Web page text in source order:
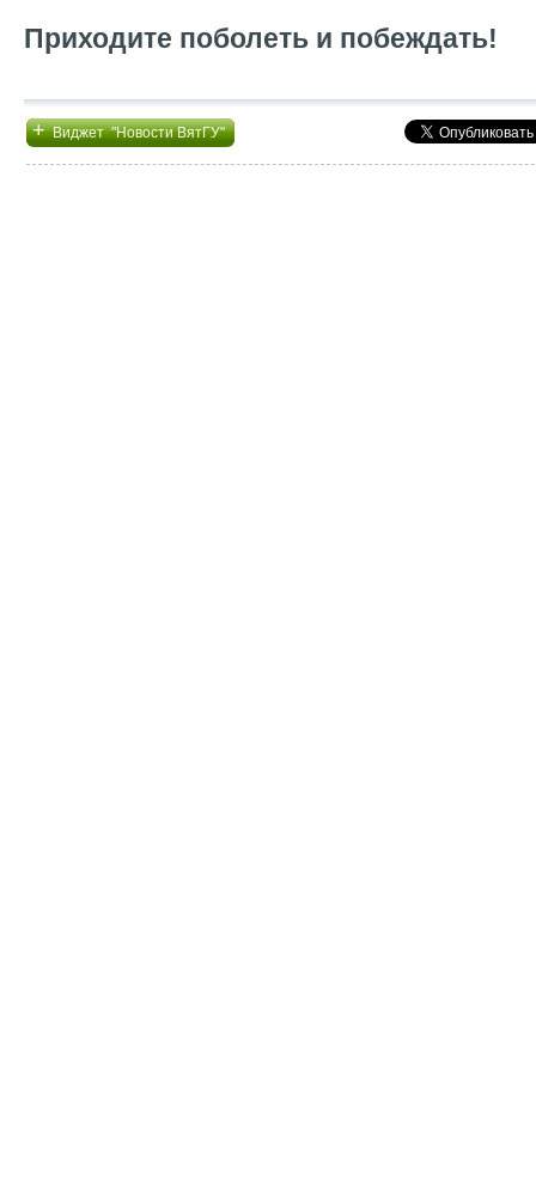
Приходите поболеть и побеждать!
+Виджет "Новости ВятГУ"